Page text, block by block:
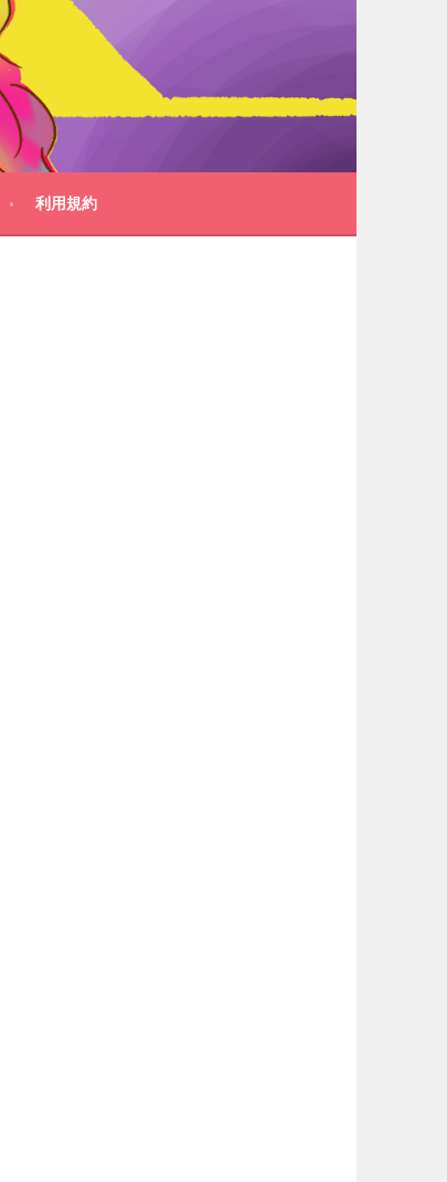
利用規約